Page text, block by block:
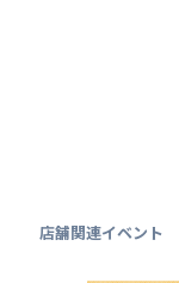
店舗関連イベント